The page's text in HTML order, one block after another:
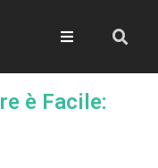
è Facile: